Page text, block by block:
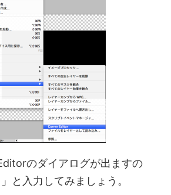
のダイアログが出ますの
と入力してみましょう。